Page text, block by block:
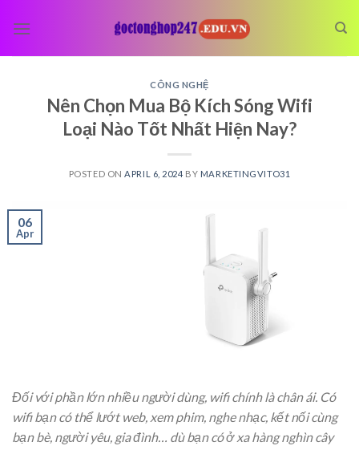
CÔNG NGHỆ
Nên Chọn Mua Bộ Kích Sóng Wifi
Loại Nào Tốt Nhất Hiện Nay?
POSTED ON APRIL 6, 2024 BY MARKETINGVITO31
06
Apr
Đối với phần lớn nhiều người dùng, wifi chính là chân ái. Có
wifi bạn có thể lướt web, xem phim, nghe nhạc, kết nối cùng
bạn bè, người yêu, gia đình… dù bạn có ở xa hàng nghìn cây